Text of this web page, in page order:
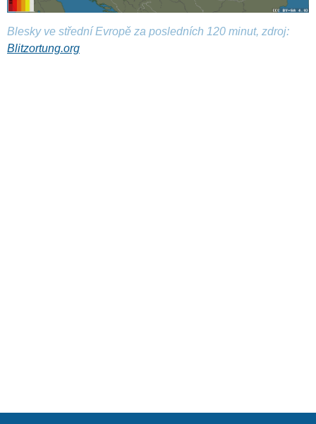
Blesky ve střední Evropě za posledních 120 minut, zdroj:
Blitzortung.org